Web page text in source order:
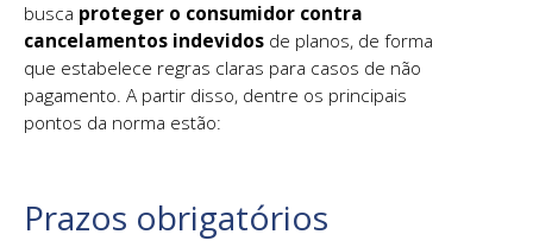
busca proteger o consumidor contra
cancelamentos indevidos de planos, de forma
que estabelece regras claras para casos de não
pagamento. A partir disso, dentre os principais
pontos da norma estão:
Prazos obrigatórios